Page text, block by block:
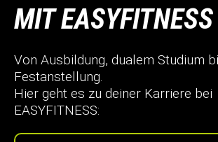
MIT EASYFITNESS
Von Ausbildung, dualem Studium
Festanstellung.
Hier geht es zu deiner Karriere bei
EASYFITNESS: